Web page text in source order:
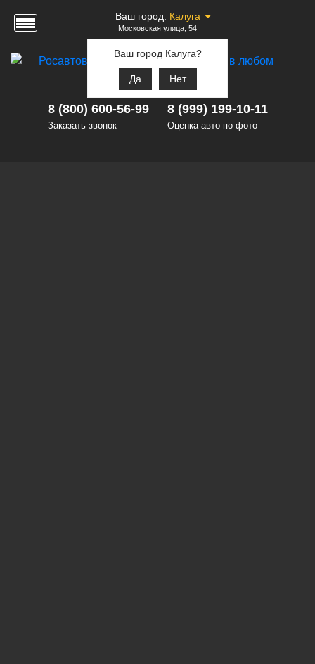
Ваш город: Калуга
Ваш город Калуга?
Да Нет
Московская улица, 54
8 (800) 600-56-99
Заказать звонок
8 (999) 199-10-11
Оценка авто по фото